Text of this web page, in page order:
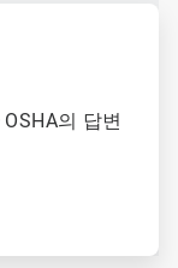
의 답변